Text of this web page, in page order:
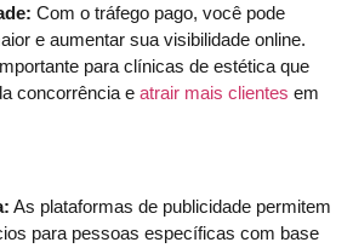
Com o tráfego pago, você pode
e aumentar sua visibilidade online.
para clínicas de estética que
concorrência e atrair mais clientes em
As plataformas de publicidade permitem
para pessoas específicas com base